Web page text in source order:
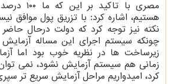
مصری با
هستیم، اشاره کرد: با تزریق پول موافق
نکته نیز توجه کرد که دولت درحال
چونکه سیستم اجرای این مساله
زیرساخت ها در نظریه خوب بود اما
زمانی هم سیستم آزمایش نشود، نمی توان
کرد، امیدواریم مراحل آزمایش سریع تر